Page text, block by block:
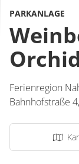
PARKANLAGE
Ferienregion
Bahnhofstraße 4,